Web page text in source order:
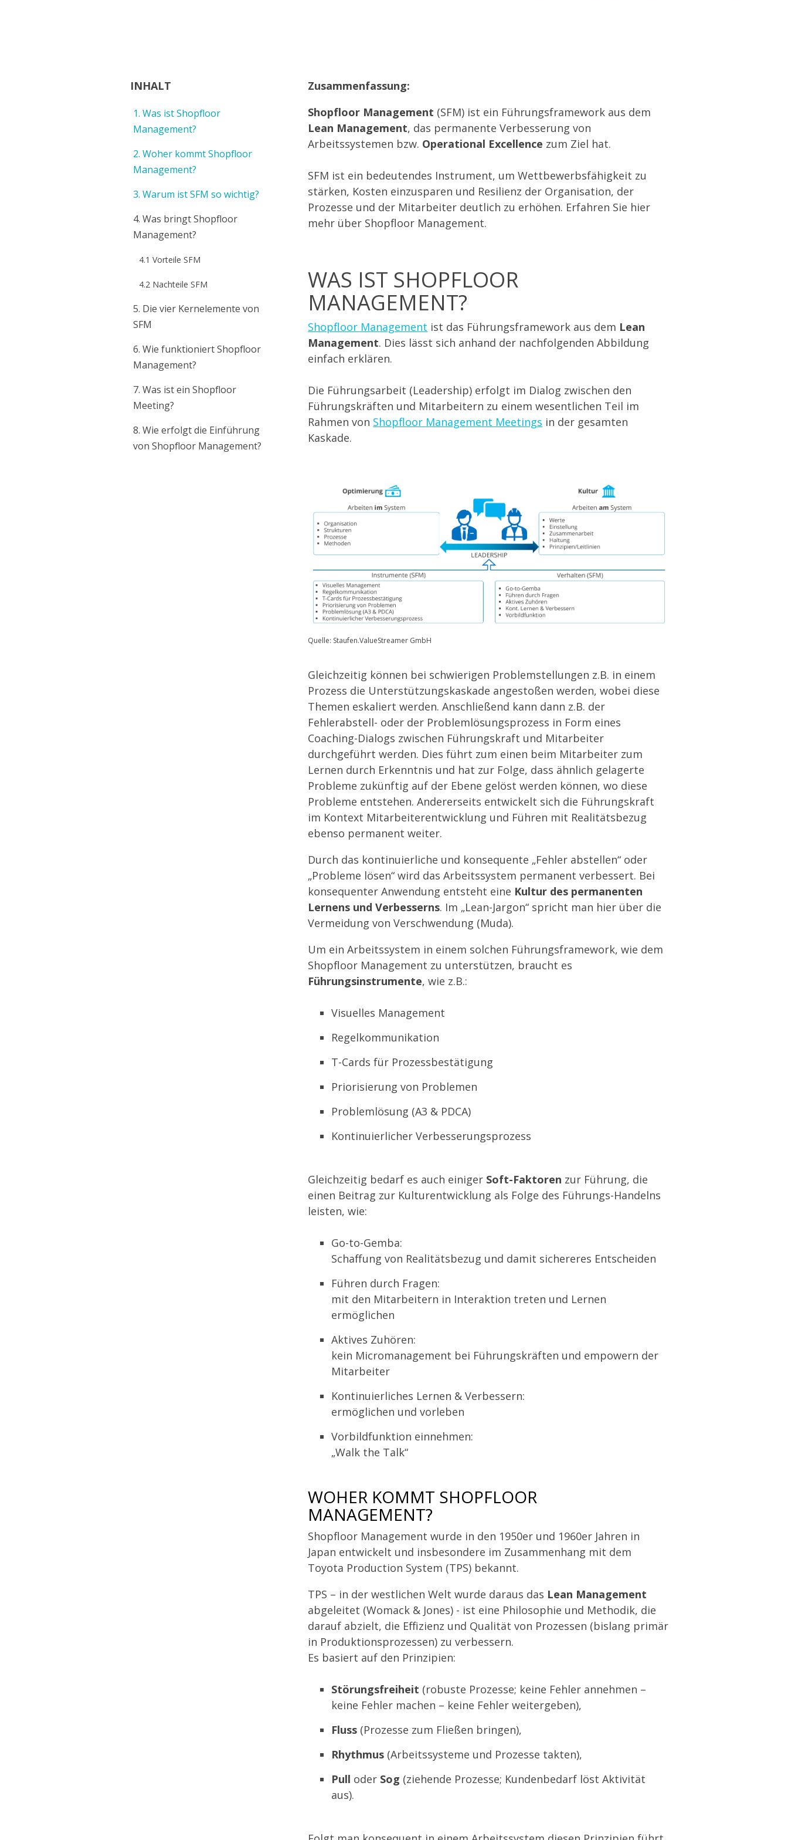
INHALT
1. Was ist Shopfloor
Management?
2. Woher kommt Shopfloor
Management?
3. Warum ist SFM so wichtig?
4. Was bringt Shopfloor
Management?
4.1 Vorteile SFM
4.2 Nachteile SFM
5. Die vier Kernelemente von
SFM
6. Wie funktioniert Shopfloor
Management?
7. Was ist ein Shopfloor
Meeting?
8. Wie erfolgt die Einführung
von Shopfloor Management?
Zusammenfassung:
Shopfloor Management (SFM) ist ein Führungsframework aus dem
Lean Management, das permanente Verbesserung von
Arbeitssystemen bzw. Operational Excellence zum Ziel hat.
SFM ist ein bedeutendes Instrument, um Wettbewerbsfähigkeit zu
stärken, Kosten einzusparen und Resilienz der Organisation, der
Prozesse und der Mitarbeiter deutlich zu erhöhen. Erfahren Sie hier
mehr über Shopfloor Management.
WAS IST SHOPFLOOR
MANAGEMENT?
Shopfloor Management ist das Führungsframework aus dem Lean
Management. Dies lässt sich anhand der nachfolgenden Abbildung
einfach erklären.
Die Führungsarbeit (Leadership) erfolgt im Dialog zwischen den
Führungskräften und Mitarbeitern zu einem wesentlichen Teil im
Rahmen von Shopfloor Management Meetings in der gesamten
Kaskade.
Quelle: Staufen.ValueStreamer GmbH
Gleichzeitig können bei schwierigen Problemstellungen z.B. in einem
Prozess die Unterstützungskaskade angestoßen werden, wobei diese
Themen eskaliert werden. Anschließend kann dann z.B. der
Fehlerabstell- oder der Problemlösungsprozess in Form eines
Coaching-Dialogs zwischen Führungskraft und Mitarbeiter
durchgeführt werden. Dies führt zum einen beim Mitarbeiter zum
Lernen durch Erkenntnis und hat zur Folge, dass ähnlich gelagerte
Probleme zukünftig auf der Ebene gelöst werden können, wo diese
Probleme entstehen. Andererseits entwickelt sich die Führungskraft
im Kontext Mitarbeiterentwicklung und Führen mit Realitätsbezug
ebenso permanent weiter.
Durch das kontinuierliche und konsequente „Fehler abstellen“ oder
„Probleme lösen“ wird das Arbeitssystem permanent verbessert. Bei
konsequenter Anwendung entsteht eine Kultur des permanenten
Lernens und Verbesserns. Im „Lean-Jargon“ spricht man hier über die
Vermeidung von Verschwendung (Muda).
Um ein Arbeitssystem in einem solchen Führungsframework, wie dem
Shopfloor Management zu unterstützen, braucht es
Führungsinstrumente, wie z.B.:
Visuelles Management
Regelkommunikation
T-Cards für Prozessbestätigung
Priorisierung von Problemen
Problemlösung (A3 & PDCA)
Kontinuierlicher Verbesserungsprozess
Gleichzeitig bedarf es auch einiger Soft-Faktoren zur Führung, die
einen Beitrag zur Kulturentwicklung als Folge des Führungs-Handelns
leisten, wie:
Go-to-Gemba:
Schaffung von Realitätsbezug und damit sichereres Entscheiden
Führen durch Fragen:
mit den Mitarbeitern in Interaktion treten und Lernen
ermöglichen
Aktives Zuhören:
kein Micromanagement bei Führungskräften und empowern der
Mitarbeiter
Kontinuierliches Lernen & Verbessern:
ermöglichen und vorleben
Vorbildfunktion einnehmen:
„Walk the Talk“
WOHER KOMMT SHOPFLOOR
MANAGEMENT?
Shopfloor Management wurde in den 1950er und 1960er Jahren in
Japan entwickelt und insbesondere im Zusammenhang mit dem
Toyota Production System (TPS) bekannt.
TPS – in der westlichen Welt wurde daraus das Lean Management
abgeleitet (Womack & Jones) - ist eine Philosophie und Methodik, die
darauf abzielt, die Effizienz und Qualität von Prozessen (bislang primär
in Produktionsprozessen) zu verbessern.
Es basiert auf den Prinzipien:
Störungsfreiheit (robuste Prozesse; keine Fehler annehmen –
keine Fehler machen – keine Fehler weitergeben),
Fluss (Prozesse zum Fließen bringen),
Rhythmus (Arbeitssysteme und Prozesse takten),
Pull oder Sog (ziehende Prozesse; Kundenbedarf löst Aktivität
aus).